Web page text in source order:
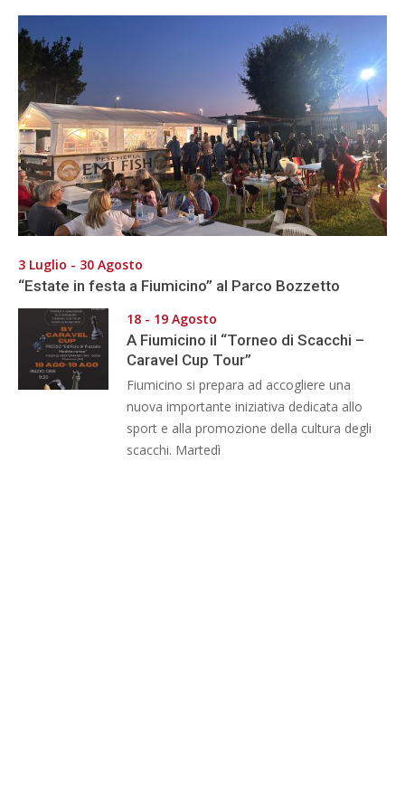
3 Luglio - 30 Agosto
“Estate in festa a Fiumicino” al Parco Bozzetto
18 - 19 Agosto
A Fiumicino il “Torneo di Scacchi –
Caravel Cup Tour”
Fiumicino si prepara ad accogliere una
nuova importante iniziativa dedicata allo
sport e alla promozione della cultura degli
scacchi. Martedì